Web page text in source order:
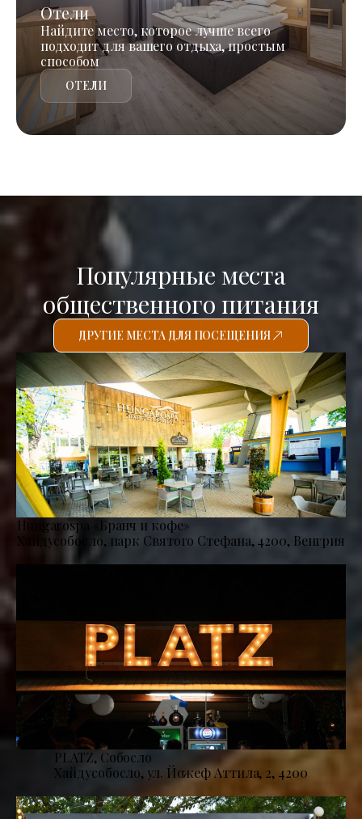
Отели
Найдите место, которое лучше всего
подходит для вашего отдыха, простым
способом
ОТЕЛИ
Популярные места
общественного питания
ДРУГИЕ МЕСТА ДЛЯ ПОСЕЩЕНИЯ
Hungarospa «Бранч и кофе»
Хайдусобосло, парк Святого Стефана, 4200, Венгрия
PLATZ, Собосло
Хайдусобосло, ул. Йожеф Аттила, 2, 4200